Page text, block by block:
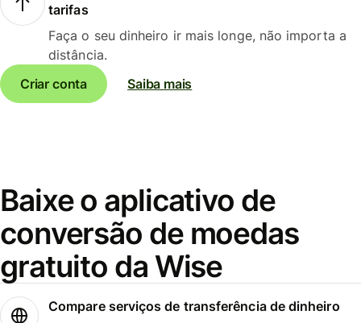
tarifas
Faça o seu dinheiro ir mais longe, não importa a
distância.
Criar conta
Saiba mais
Baixe o aplicativo de
conversão de moedas
gratuito da Wise
Compare serviços de transferência de dinheiro